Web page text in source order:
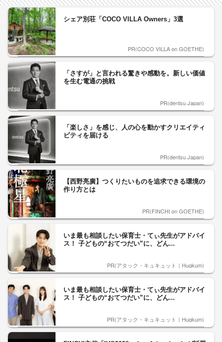
シェア別荘「COCO VILLA Owners」3選
PR(COCO VILLA on GOETHE)
「さすが」と言われる驚きや感動を。新しい価値
を生む電通の挑戦
PR(dentsu Japan)
「楽しさ」を感じ、人の心を動かすクリエイティ
ビティを届ける
PR(dentsu Japan)
【西野亮廣】つくりたいものを追求できる環境の
作り方とは
PR(FINCHI on GOETHE)
いま最も相談したい保育士・てぃ先生がアドバイ
ス！ 子どもの“おてつだい”に、どん...
PR(アタック・キュキュット｜Hugkum)
いま最も相談したい保育士・てぃ先生がアドバイ
ス！ 子どもの“おてつだい”に、どん...
PR(アタック・キュキュット｜Hugkum)